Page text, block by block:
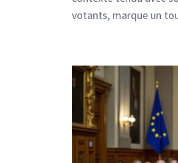
votants, marque un